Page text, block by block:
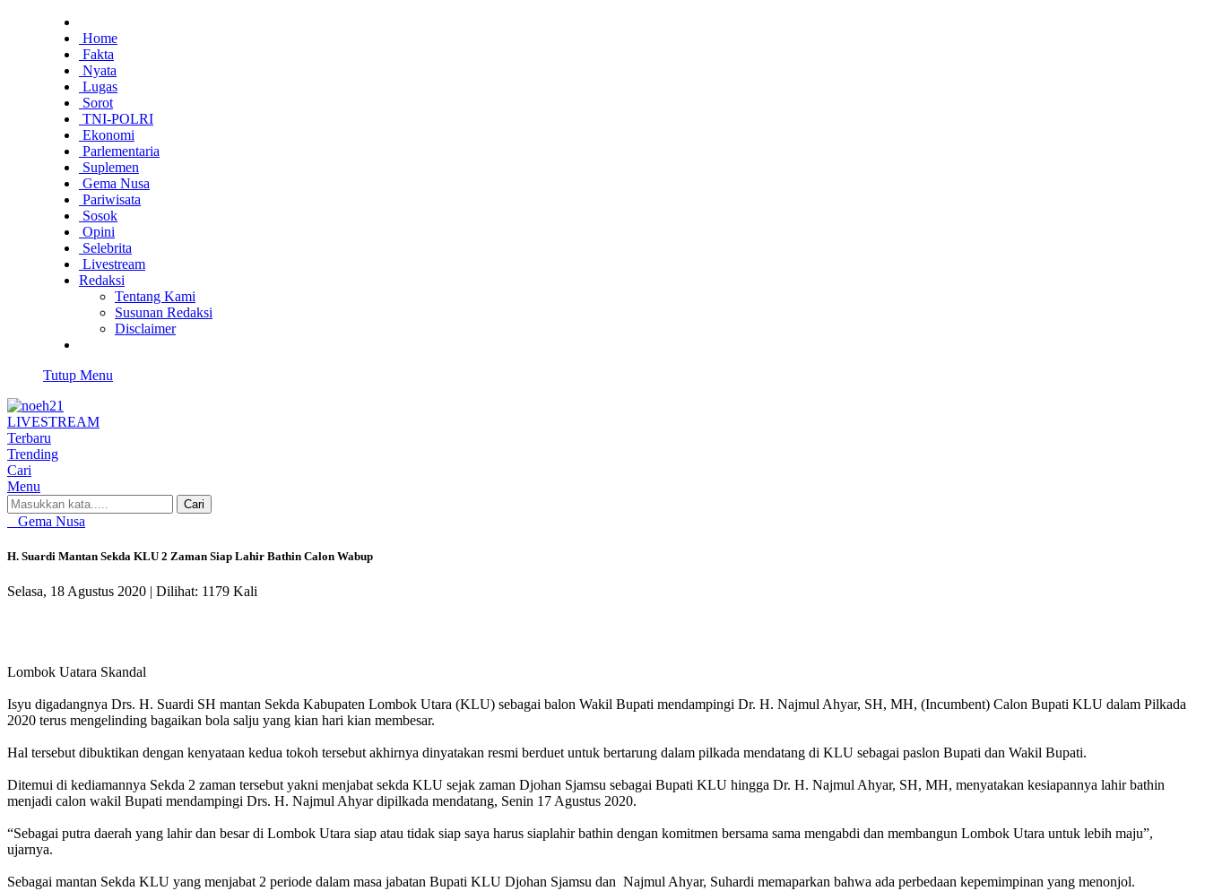
Home
Fakta
Nyata
Lugas
Sorot
TNI-POLRI
Ekonomi
Parlementaria
Suplemen
Gema Nusa
Pariwisata
Sosok
Opini
Selebrita
Livestream
Redaksi
Tentang Kami
Susunan Redaksi
Disclaimer
Tutup Menu
LIVESTREAM
Terbaru
Trending
Cari
Menu
Cari
Gema Nusa
H. Suardi Mantan Sekda KLU 2 Zaman Siap Lahir Bathin Calon Wabup
Selasa, 18 Agustus 2020 | Dilihat: 1179 Kali
Lombok Uatara Skandal
Isyu digadangnya Drs. H. Suardi SH mantan Sekda Kabupaten Lombok Utara (KLU) sebagai balon Wakil Bupati mendampingi Dr. H. Najmul Ahyar, SH, MH, (Incumbent) Calon Bupati KLU dalam Pilkada
2020 terus mengelinding bagaikan bola salju yang kian hari kian membesar.
Hal tersebut dibuktikan dengan kenyataan kedua tokoh tersebut akhirnya dinyatakan resmi berduet untuk bertarung dalam pilkada mendatang di KLU sebagai paslon Bupati dan Wakil Bupati.
Ditemui di kediamannya Sekda 2 zaman tersebut yakni menjabat sekda KLU sejak zaman Djohan Sjamsu sebagai Bupati KLU hingga Dr. H. Najmul Ahyar, SH, MH, menyatakan kesiapannya lahir bathin
menjadi calon wakil Bupati mendampingi Drs. H. Najmul Ahyar dipilkada mendatang, Senin 17 Agustus 2020.
“Sebagai putra daerah yang lahir dan besar di Lombok Utara siap atau tidak siap saya harus siaplahir bathin dengan komitmen bersama sama mengabdi dan membangun Lombok Utara untuk lebih maju”,
ujarnya.
Sebagai mantan Sekda KLU yang menjabat 2 periode dalam masa jabatan Bupati KLU Djohan Sjamsu dan Najmul Ahyar, Suhardi memaparkan bahwa ada perbedaan kepemimpinan yang menonjol.